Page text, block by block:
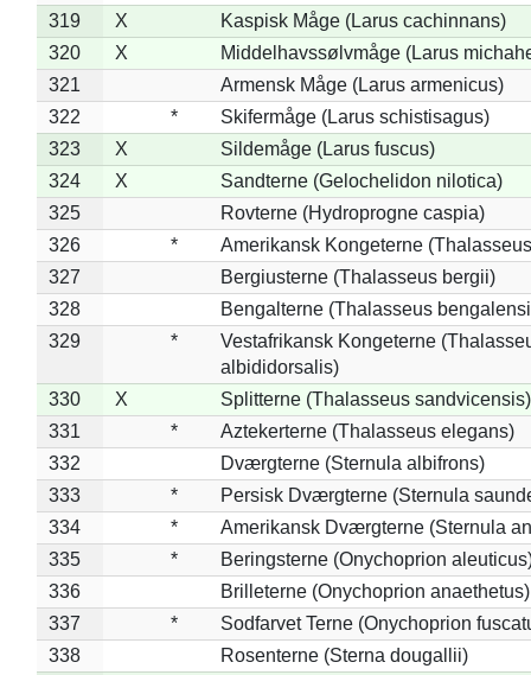
319
X
Kaspisk Måge (Larus cachinnans)
320
X
Middelhavssølvmåge (Larus
321
Armensk Måge (Larus armenicus)
322
*
Skifermåge (Larus schistisagus)
323
X
Sildemåge (Larus fuscus)
324
X
Sandterne (Gelochelidon nilotica)
325
Rovterne (Hydroprogne caspia)
326
*
Amerikansk Kongeterne
327
Bergiusterne (Thalasseus bergii)
328
Bengalterne (Thalasseus
329
*
Vestafrikansk Kongeterne
albididorsalis)
330
X
Splitterne (Thalasseus sandvicensis)
331
*
Aztekerterne (Thalasseus elegans)
332
Dværgterne (Sternula albifrons)
333
*
Persisk Dværgterne (Sternula
334
*
Amerikansk Dværgterne (Sternula
335
*
Beringsterne (Onychoprion
336
Brilleterne (Onychoprion anaethetus)
337
*
Sodfarvet Terne (Onychoprion
338
Rosenterne (Sterna dougallii)